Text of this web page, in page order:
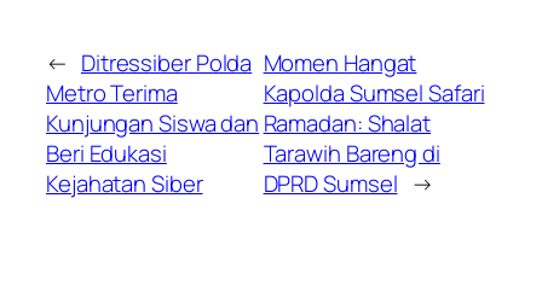
← Ditressiber Polda
Metro Terima
Kunjungan Siswa dan
Beri Edukasi
Kejahatan Siber
Momen Hangat
Kapolda Sumsel Safari
Ramadan: Shalat
Tarawih Bareng di
DPRD Sumsel →